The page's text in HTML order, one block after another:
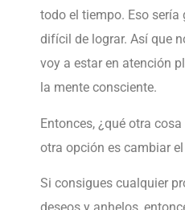
todo el tiempo. Eso sería
difícil de lograr. Así que
voy a estar en atención
la mente consciente.
Entonces, ¿qué otra
otra opción es cambiar
Si consigues cualquier